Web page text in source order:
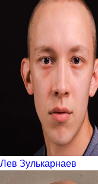
Лев Зулькарнаев